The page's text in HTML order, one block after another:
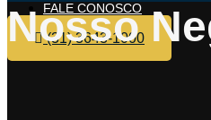
FALE CONOSCO
(31) 3643-1000
Nosso